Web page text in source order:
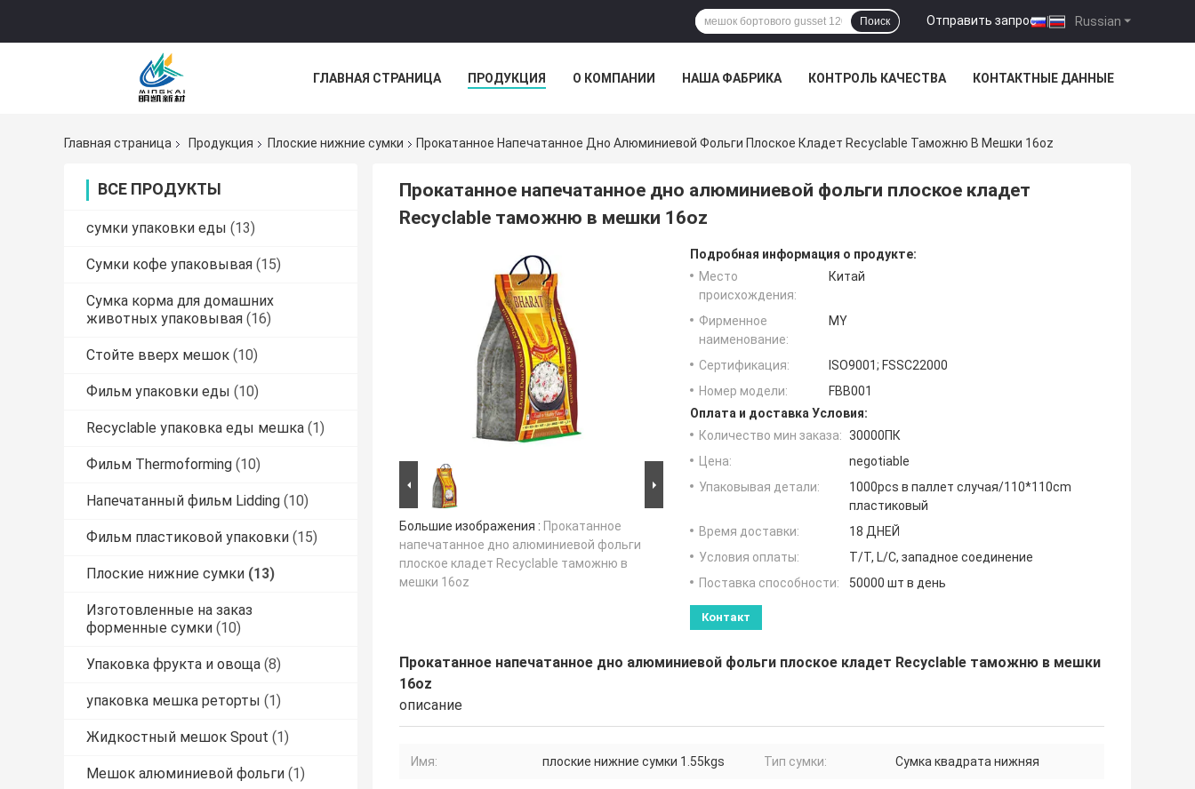
Russian
Отправить запрос |
Поиск
ГЛАВНАЯ СТРАНИЦА ПРОДУКЦИЯ О КОМПАНИИ НАША ФАБРИКА КОНТРОЛЬ КАЧЕСТВА КОНТАКТНЫЕ ДАННЫЕ
Главная страница
Продукция Плоские нижние сумки Прокатанное Напечатанное Дно Алюминиевой Фольги Плоское Кладет Recyclable Таможню В Мешки 16oz
ВСЕ ПРОДУКТЫ
сумки упаковки еды (13)
Сумки кофе упаковывая (15)
Сумка корма для домашних
животных упаковывая (16)
Стойте вверх мешок (10)
Фильм упаковки еды (10)
Recyclable упаковка еды мешка (1)
Фильм Thermoforming (10)
Напечатанный фильм Lidding (10)
Фильм пластиковой упаковки (15)
Плоские нижние сумки (13)
Изготовленные на заказ
форменные сумки (10)
Упаковка фрукта и овоща (8)
упаковка мешка реторты (1)
Жидкостный мешок Spout (1)
Мешок алюминиевой фольги (1)
Прокатанное напечатанное дно алюминиевой фольги плоское кладет
Recyclable таможню в мешки 16oz
Большие изображения : Прокатанное
напечатанное дно алюминиевой фольги
плоское кладет Recyclable таможню в
мешки 16oz
Подробная информация о продукте:
Место
происхождения:
Китай
Фирменное
наименование:
MY
Сертификация:
ISO9001; FSSC22000
Номер модели:
FBB001
Оплата и доставка Условия:
Количество мин заказа: 30000ПК
Цена:
negotiable
Упаковывая детали:
1000pcs в паллет случая/110*110cm
пластиковый
Время доставки:
18 ДНЕЙ
Условия оплаты:
T/T, L/C, западное соединение
Поставка способности:
50000 шт в день
Контакт
Прокатанное напечатанное дно алюминиевой фольги плоское кладет Recyclable таможню в мешки
16oz
описание
Имя: плоские нижние сумки 1.55kgs Тип сумки: Сумка квадрата нижняя